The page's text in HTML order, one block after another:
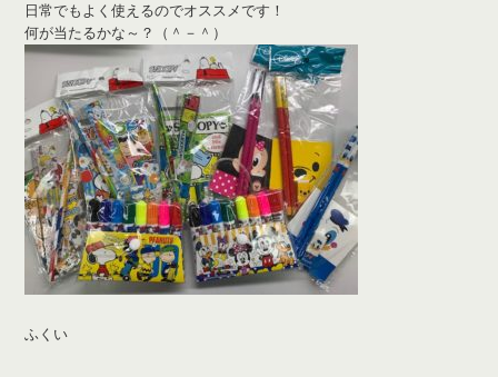
日常でもよく使えるのでオススメです！
何が当たるかな～？（＾－＾）
ふくい